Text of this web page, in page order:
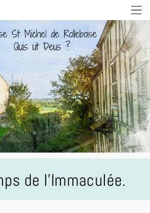
de l'Immaculée.